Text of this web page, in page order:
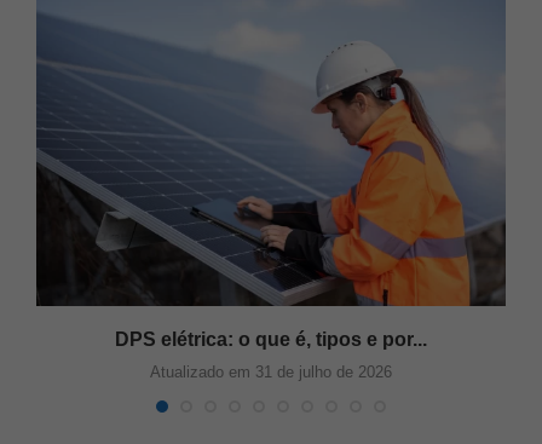
DPS elétrica: o que é, tipos e por...
Atualizado em 31 de julho de 2026